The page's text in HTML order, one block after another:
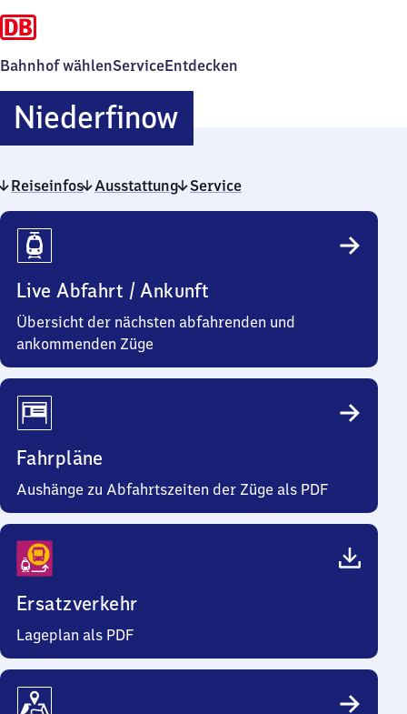
Bahnhof wählenServiceEntdecken
NiederfinowNiederfinow
Reiseinfos Ausstattung Service
Reiseinfos
Live Abfahrt / Ankunft
Übersicht der nächsten abfahrenden und
ankommenden Züge
Fahrpläne
Aushänge zu Abfahrtszeiten der Züge als PDF
Ersatzverkehr
Lageplan als PDF